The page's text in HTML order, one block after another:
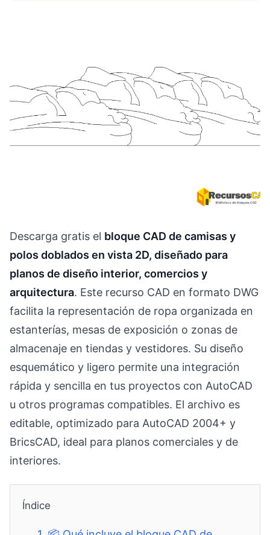
Descarga gratis el bloque CAD de camisas y
polos doblados en vista 2D, diseñado para
planos de diseño interior, comercios y
arquitectura. Este recurso CAD en formato DWG
facilita la representación de ropa organizada en
estanterías, mesas de exposición o zonas de
almacenaje en tiendas y vestidores. Su diseño
esquemático y ligero permite una integración
rápida y sencilla en tus proyectos con AutoCAD
u otros programas compatibles. El archivo es
editable, optimizado para AutoCAD 2004+ y
BricsCAD, ideal para planos comerciales y de
interiores.
Índice